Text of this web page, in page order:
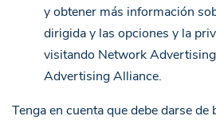
y obtener más información
dirigida y las opciones y la
visitando Network
Advertising Alliance.
Tenga en cuenta que debe darse